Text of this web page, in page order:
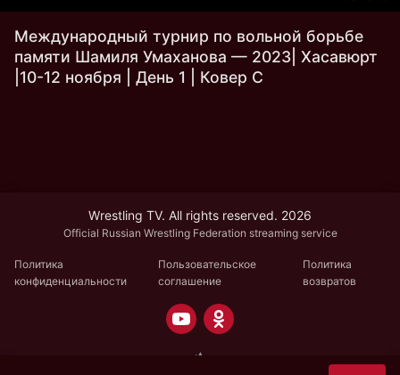
Международный турнир по вольной борьбе
памяти Шамиля Умаханова — 2023| Хасавюрт
|10-12 ноября | День 1 | Ковер C
Wrestling TV. All rights reserved. 2026
Official Russian Wrestling Federation streaming service
Политика
конфиденциальности
Пользовательское
соглашение
Политика
возвратов